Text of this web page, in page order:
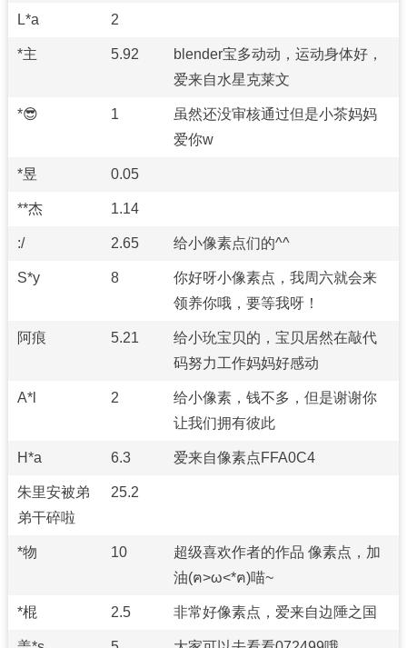
L*a 2
*主 5.92
blender宝多动动，运动身体好，
爱来自水星克莱文
*😎 1
虽然还没审核通过但是小茶妈妈
爱你w
*昱 0.05
**杰 1.14
:/ 2.65 给小像素点们的^^
S*y 8
你好呀小像素点，我周六就会来
领养你哦，要等我呀！
阿痕 5.21
给小玧宝贝的，宝贝居然在敲代
码努力工作妈妈好感动
A*l 2
给小像素，钱不多，但是谢谢你
让我们拥有彼此
H*a 6.3 爱来自像素点FFA0C4
朱里安被弟
弟干碎啦
25.2
*物 10
超级喜欢作者的作品 像素点，加
油(ฅ>ω<*ฅ)喵~
*棍 2.5 非常好像素点，爱来自边陲之国